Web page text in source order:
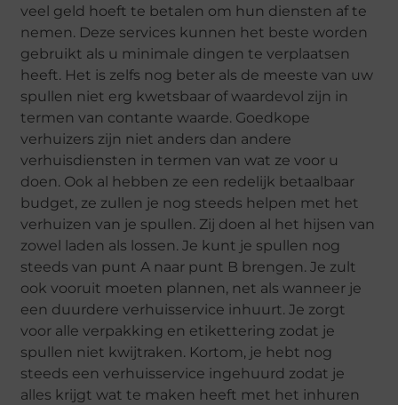
veel geld hoeft te betalen om hun diensten af ​​te
nemen. Deze services kunnen het beste worden
gebruikt als u minimale dingen te verplaatsen
heeft. Het is zelfs nog beter als de meeste van uw
spullen niet erg kwetsbaar of waardevol zijn in
termen van contante waarde. Goedkope
verhuizers zijn niet anders dan andere
verhuisdiensten in termen van wat ze voor u
doen. Ook al hebben ze een redelijk betaalbaar
budget, ze zullen je nog steeds helpen met het
verhuizen van je spullen. Zij doen al het hijsen van
zowel laden als lossen. Je kunt je spullen nog
steeds van punt A naar punt B brengen. Je zult
ook vooruit moeten plannen, net als wanneer je
een duurdere verhuisservice inhuurt. Je zorgt
voor alle verpakking en etikettering zodat je
spullen niet kwijtraken. Kortom, je hebt nog
steeds een verhuisservice ingehuurd zodat je
alles krijgt wat te maken heeft met het inhuren